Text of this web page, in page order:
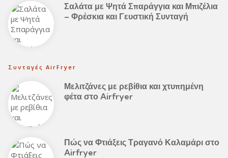
Σαλάτα με Ψητά Σπαράγγια και Μπιζέλια
– Φρέσκια και Γευστική Συνταγή
Συνταγές AirFryer
Μελιτζάνες με ρεβίθια και χτυπημένη
φέτα στο Airfryer
Πώς να Φτιάξεις Τραγανό Καλαμάρι στο
Airfryer